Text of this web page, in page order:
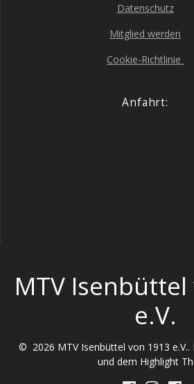
Daten­schutz
Mit­glied werden
Coo­kie-Richt­li­nie
Anfahrt:
MTV Isenbüttel
e.V.
© 2026 MTV Isenbüttel von 1913 e.V..
und dem Highlight